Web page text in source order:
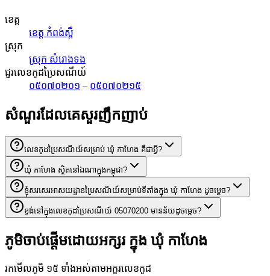
ខេត្ត
ខេត្ត កំពង់ស្ពឺ
ស្រុក
ស្រុក សំរោងទង
ជួរលេខកូដប្រៃសណីយ៍
០៥០៧០២០១ – ០៥០៧០២១៥
សំណួរដែលគេសួរញឹកញាប់
លេខកូដប្រៃសណីយ៍សម្រាប់ ឃុំ កាហែង គឺជាអ្វី?
ឃុំ កាហែង ស្ថិតនៅឯណាក្នុងកម្ពុជា?
ខ្ញុំសរសេរអាសយដ្ឋានប្រៃសណីយ៍សម្រាប់ទីតាំងក្នុង ឃុំ កាហែង ដូចម្តេច?
ខ្ទង់នៅក្នុងលេខកូដប្រៃសណីយ៍ 05070200 មានន័យដូចម្តេច?
ភូមិចាប់ផ្តើមដោយអក្សរ ក្នុង ឃុំ កាហែង
រកមើលភូមិ ១៥ ទាំងអស់តាមអក្ខរលេខកូដ